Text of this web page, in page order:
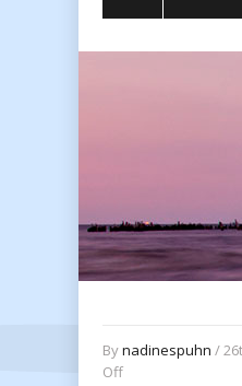
Bynadinespuhn /
Off